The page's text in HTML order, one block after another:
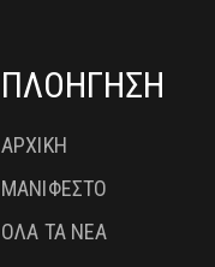
ΠΛΟΗΓΗΣΗ
ΑΡΧΙΚΗ
ΜΑΝΙΦΕΣΤΟ
ΟΛΑ ΤΑ ΝΕΑ